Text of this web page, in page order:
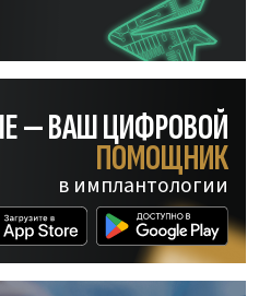
— ВАШ ЦИФРОВОЙ
ПОМОЩНИК
в имплантологии